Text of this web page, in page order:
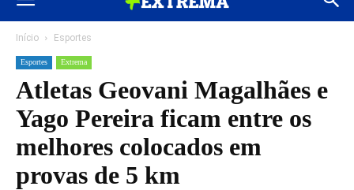
Início Esportes
Esportes Extrema
Atletas Geovani Magalhães e
Yago Pereira ficam entre os
melhores colocados em
provas de 5 km